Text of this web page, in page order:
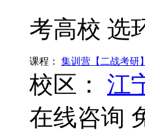
考高校 选
课程： 集训营【二战考研
校区： 江
在线咨询